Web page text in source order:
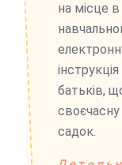
на місце
батьків,
садок.